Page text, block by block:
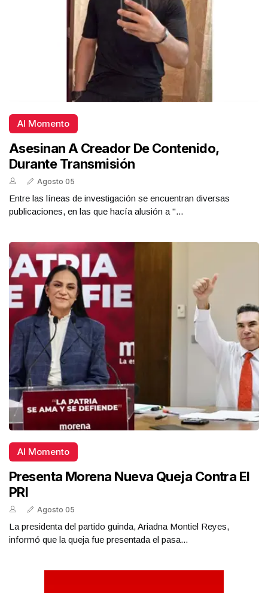
Al Momento
Asesinan A Creador De Contenido,
Durante Transmisión
Agosto 05
Entre las líneas de investigación se encuentran diversas
publicaciones, en las que hacía alusión a "...
Al Momento
Presenta Morena Nueva Queja Contra El
PRI
Agosto 05
La presidenta del partido guinda, Ariadna Montiel Reyes,
informó que la queja fue presentada el pasa...